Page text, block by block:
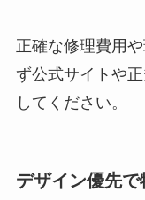
正確な修理費用
ず公式サイトや
してください。
デザイン優先